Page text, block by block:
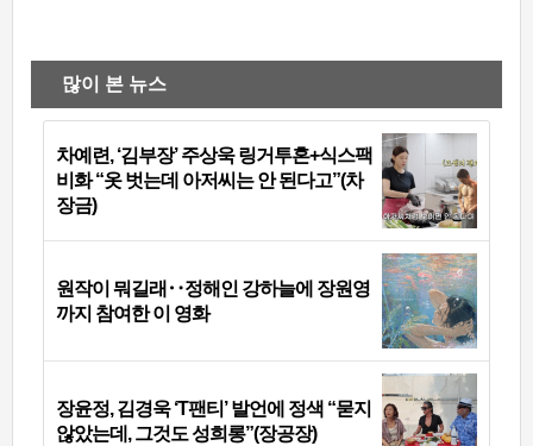
많이 본 뉴스
차예련, ‘김부장’ 주상욱 링거투혼+식스팩
비화 “옷 벗는데 아저씨는 안 된다고”(차
장금)
원작이 뭐길래‥정해인 강하늘에 장원영
까지 참여한 이 영화
장윤정, 김경욱 ‘T팬티’ 발언에 정색 “묻지
않았는데, 그것도 성희롱”(장공장)